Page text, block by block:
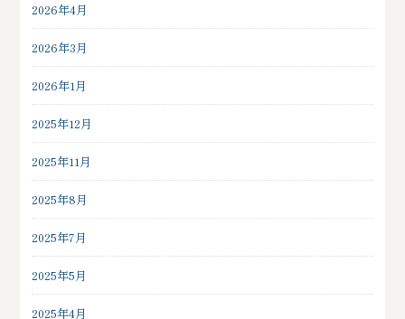
2026年4月
2026年3月
2026年1月
2025年12月
2025年11月
2025年8月
2025年7月
2025年5月
2025年4月